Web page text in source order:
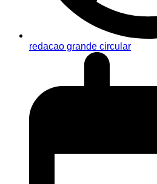
redacao grande circular